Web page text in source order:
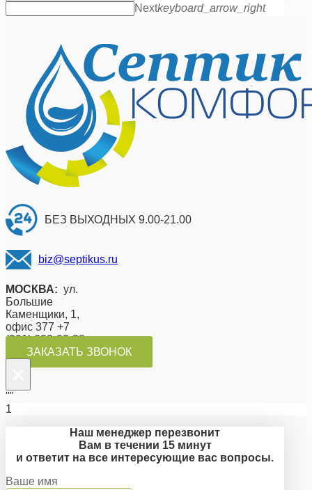
Nextkeyboard_arrow_right
БЕЗ ВЫХОДНЫХ 9.00-21.00
biz@septikus.ru
МОСКВА: ул.
Большие
Каменщики, 1,
офис 377 +7
(991) 623-02-88
ЗАКАЗАТЬ ЗВОНОК
""
1
Наш менеджер перезвонит
Вам в течении 15 минут
и ответит на все интересующие вас вопросы.
Ваше имя